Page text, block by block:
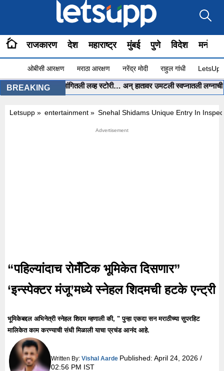
राजकारण देश महाराष्ट्र मुंबई पुणे विदेश
ओबीसी आरक्षण मराठा आरक्षण नरेंद्र मोदी राहुल गांधी
BREAKING
ChatGPT ला सांगितली लव्ह स्टोरी… अन् हातावर उमटली स्वप्नातली लग्नाची
Letsupp » entertainment » Snehal Shidams Unique Entry In
“पहिल्यांदाच रोमँटिक भूमिकेत दिसणार”
‘इन्स्पेक्टर मंजू’मध्ये स्नेहल शिदमची हटके एन्ट्री
भूमिकेबद्दल अभिनेत्री स्नेहल शिदम म्हणाली की, " पुन्हा एकदा सन मराठीच्या सुपरहिट
मालिकेत काम करण्याची संधी मिळाली याचा प्रचंड आनंद आहे.
Written By:Vishal Aarde Published:April 24, 2026 /
02:56 PM IST